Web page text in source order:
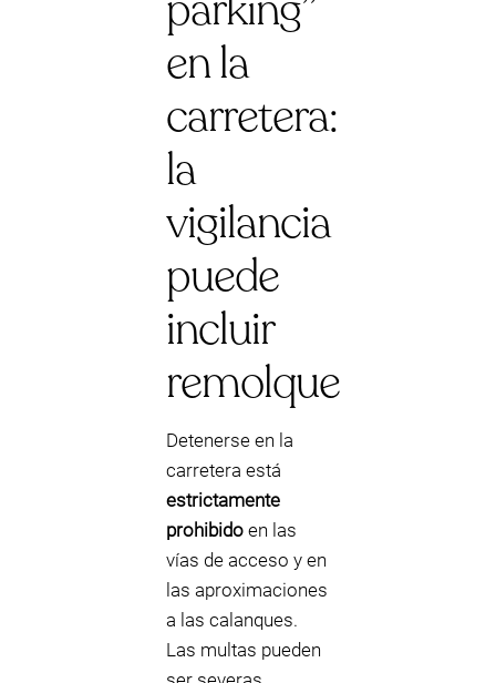
en la
carretera:
la
vigilancia
puede
incluir
remolque
Detenerse en la
carretera está
estrictamente
prohibido en las
vías de acceso y en
las aproximaciones
a las calanques.
Las multas pueden